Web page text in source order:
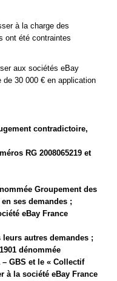
à la charge des
ont été contraintes
aux sociétés eBay
30 000 € en application
contradictoire,
RG 2008065219 et
Groupement des
ses demandes ;
eBay France
leurs autres demandes ;
dénommée
GBS et le « Collectif
à la société eBay France